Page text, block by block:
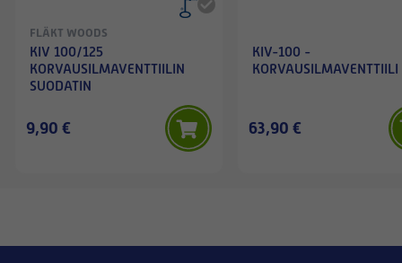
FLÄKT WOODS
KIV 100/125
KORVAUSILMAVENTTIILIN
SUODATIN
9,90 €
KIV-100 -
KORVAUSILMAVENTTIILI
63,90 €